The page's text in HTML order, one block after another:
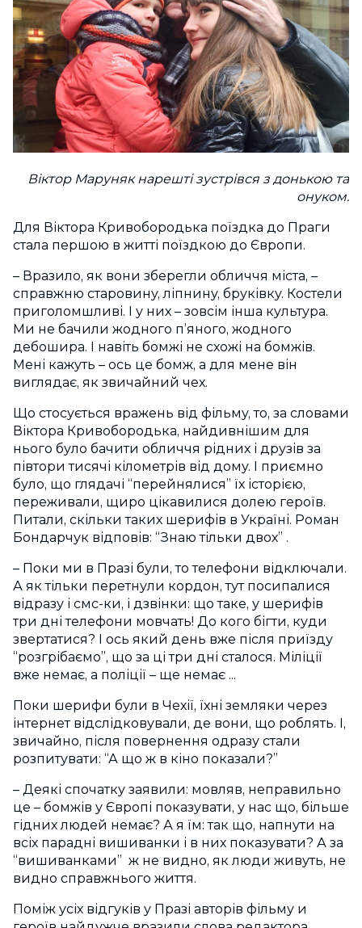
Віктор Маруняк нарешті зустрівся з донькою та
онуком.
Для Віктора Кривобородька поїздка до Праги
стала першою в житті поїздкою до Європи.
– Вразило, як вони зберегли обличчя міста, –
справжню старовину, ліпнину, бруківку. Костели
приголомшливі. І у них – зовсім інша культура.
Ми не бачили жодного п’яного, жодного
дебошира. І навіть бомжі не схожі на бомжів.
Мені кажуть – ось це бомж, а для мене він
виглядає, як звичайний чех.
Що стосується вражень від фільму, то, за словами
Віктора Кривобородька, найдивнішим для
нього було бачити обличчя рідних і друзів за
півтори тисячі кілометрів від дому. І приємно
було, що глядачі “перейнялися” їх історією,
переживали, щиро цікавилися долею героїв.
Питали, скільки таких шерифів в Україні. Роман
Бондарчук відповів: “Знаю тільки двох” .
– Поки ми в Празі були, то телефони відключали.
А як тільки перетнули кордон, тут посипалися
відразу і смс-ки, і дзвінки: що таке, у шерифів
три дні телефони мовчать! До кого бігти, куди
звертатися? І ось який день вже після приїзду
“розгрібаємо”, що за ці три дні сталося. Міліції
вже немає, а поліції – ще немає ...
Поки шерифи були в Чехії, їхні земляки через
інтернет відслідковували, де вони, що роблять. І,
звичайно, після повернення одразу стали
розпитувати: “А що ж в кіно показали?”
– Деякі спочатку заявили: мовляв, неправильно
це – бомжів у Європі показувати, у нас що, більше
гідних людей немає? А я їм: так що, напнути на
всіх парадні вишиванки і в них показувати? А за
“вишиванками” ж не видно, як люди живуть, не
видно справжнього життя.
Поміж усіх відгуків у Празі авторів фільму и